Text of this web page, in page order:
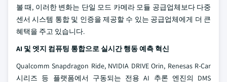
볼 때, 이러한 변화는 단일 모드 카메라 모듈 공급업체보다 다중
센서 시스템 통합 및 인증을 제공할 수 있는 공급업체에게 더 큰
혜택을 주고 있습니다.
AI 및 엣지 컴퓨팅 통합으로 실시간 행동 예측 혁신
Qualcomm Snapdragon Ride, NVIDIA DRIVE Orin, Renesas R-Car
시리즈 등 플랫폼에서 구동되는 전용 AI 추론 엔진의 DMS